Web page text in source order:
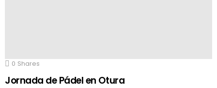
0 Shares
Jornada de Pádel en Otura